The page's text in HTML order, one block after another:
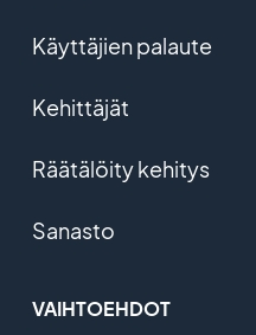
Käyttäjien palaute
Kehittäjät
Räätälöity kehitys
Sanasto
VAIHTOEHDOT